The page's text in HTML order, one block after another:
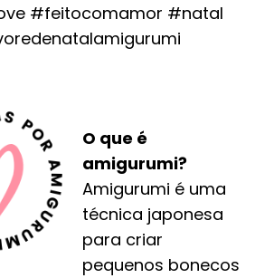
#feitocomamor #natal
O que é
amigurumi?
Amigurumi é uma
técnica japonesa
para criar
pequenos bonecos